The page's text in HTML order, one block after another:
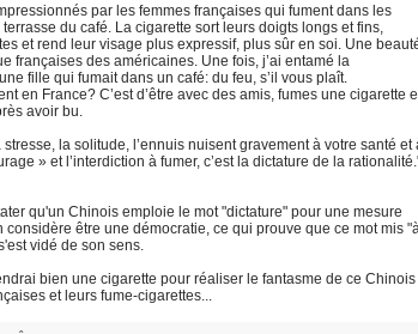
par les femmes françaises qui fument dans les
du café. La cigarette sort leurs doigts longs et fins,
et rend leur visage plus expressif, plus sûr en soi. Une
françaises des américaines. Une fois, j’ai entamé la
fille qui fumait dans un café: du feu, s’il vous plaît.
en France? C’est d’être avec des amis, fumes une cigarette
avoir bu.
la solitude, l’ennuis nuisent gravement à votre santé et
» et l’interdiction à fumer, c’est la dictature de la
qu'un Chinois emploie le mot "dictature" pour une mesure
considère être une démocratie, ce qui prouve que ce mot mis "à
vidé de son sens.
bien une cigarette pour réaliser le fantasme de ce Chinois
et leurs fume-cigarettes...